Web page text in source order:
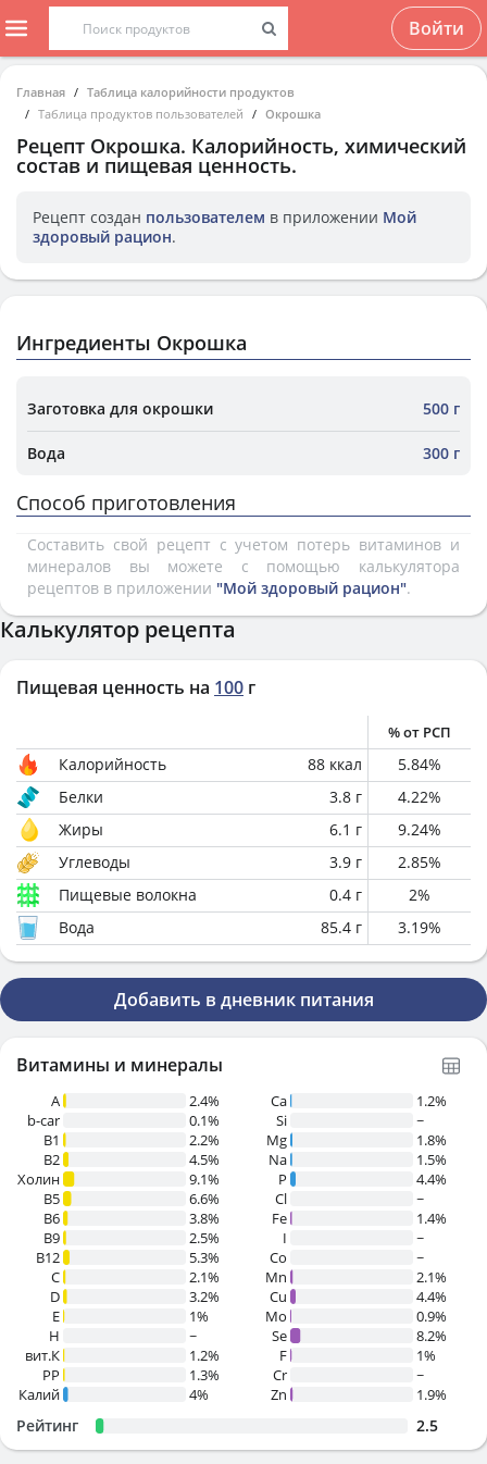
Войти
Главная
Таблица калорийности продуктов
Таблица продуктов пользователей
Окрошка
Рецепт Окрошка. Калорийность, химический
состав и пищевая ценность.
Рецепт создан пользователем в приложении Мой
здоровый рацион.
Ингредиенты Окрошка
Заготовка для окрошки 500 г
Вода 300 г
Способ приготовления
Составить свой рецепт с учетом потерь витаминов и
минералов вы можете с помощью калькулятора
рецептов в приложении "Мой здоровый рацион".
Калькулятор рецепта
Пищевая ценность на 100 г
% от РСП
Калорийность 88 ккал 5.84%
Белки
3.8 г 4.22%
Жиры
6.1 г 9.24%
Углеводы
3.9 г 2.85%
Пищевые волокна
0.4 г 2%
Вода
85.4 г 3.19%
Добавить в дневник питания
Витамины и минералы
A
2.4%
b-car
0.1%
В1
2.2%
B2
4.5%
Холин
9.1%
B5
6.6%
B6
3.8%
B9
2.5%
B12
5.3%
C
2.1%
D
3.2%
E
1%
H
~
вит.К
1.2%
PP
1.3%
Калий
4%
Ca
1.2%
Si
~
Mg
1.8%
Na
1.5%
P
4.4%
Cl
~
Fe
1.4%
I
~
Co
~
Mn
2.1%
Cu
4.4%
Mo
0.9%
Se
8.2%
F
1%
Cr
~
Zn
1.9%
Рейтинг 2.5